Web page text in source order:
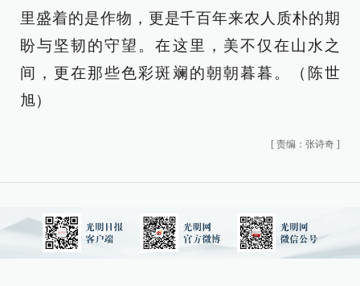
里盛着的是作物，更是千百年来农人质朴的期
盼与坚韧的守望。在这里，美不仅在山水之
间，更在那些色彩斑斓的朝朝暮暮。（陈世
旭）
[ 责编：张诗奇 ]